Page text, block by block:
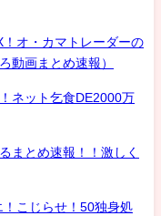
オ・カマトレーダーの
動画まとめ速報）
ネット乞食DE2000万
まとめ速報！！激しく
こじらせ！50独身処